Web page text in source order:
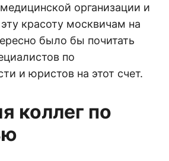
организации и
красоту москвичам на
было бы почитать
по
и юристов на этот счет.
коллег по